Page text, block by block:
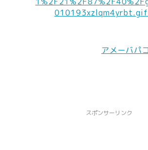
アメーバパ
スポンサーリンク